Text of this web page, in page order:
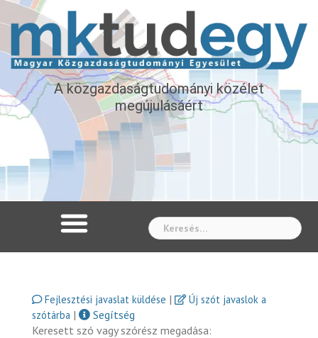
A közgazdaságtudományi közélet
megújulásáért
Fejlesztési javaslat küldése |
Új szót javaslok a
szótárba |
Segítség
Keresett szó vagy szórész megadása: